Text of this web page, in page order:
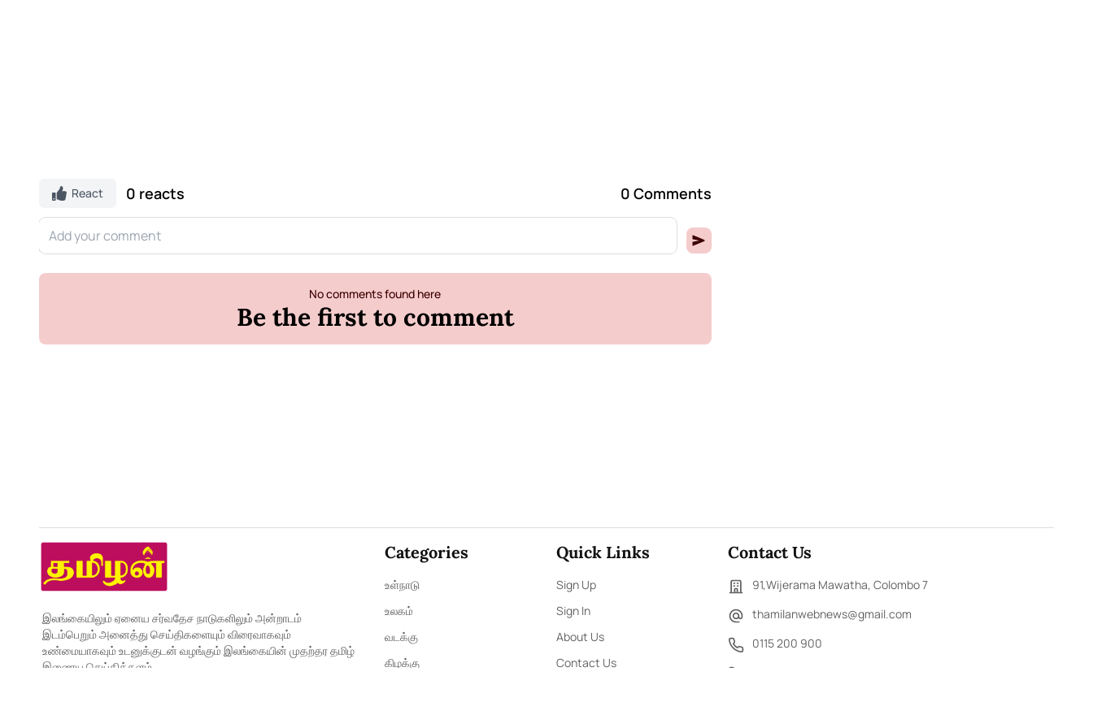
React 0 reacts 0 Comments
No comments found here
Be the first to comment
இலங்கையிலும் ஏனைய சர்வதேச நாடுகளிலும் அன்றாடம்
இடம்பெறும் அனைத்து செய்திகளையும் விரைவாகவும்
உண்மையாகவும் உடனுக்குடன் வழங்கும் இலங்கையின் முதற்தர தமிழ்
இணைய செய்தித்தளம்
Categories
உள்நாடு
உலகம்
வடக்கு
கிழக்கு
Quick Links
Sign Up
Sign In
About Us
Contact Us
Contact Us
91,Wijerama Mawatha, Colombo 7
thamilanwebnews@gmail.com
0115 200 900